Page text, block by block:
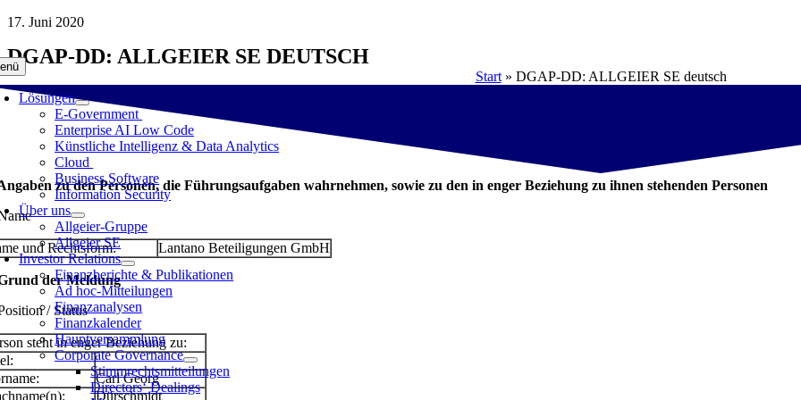
Zum
springen
Lösungen
E-Government
Enterprise AI Low Code
Künstliche Intelligenz & Data Analytics
Cloud
Business Software
Information Security
Über uns
Allgeier-Gruppe
Allgeier SE
Investor Relations
Finanzberichte & Publikationen
Ad hoc-Mitteilungen
Finanzanalysen
Finanzkalender
Hauptversammlung
Corporate Governance
Stimmrechtsmitteilungen
Directors‘ Dealings
17. Juni 2020
DGAP-DD: ALLGEIER SE DEUTSCH
Start» DGAP-DD: ALLGEIER SE deutsch
zu den Personen, die Führungsaufgaben wahrnehmen, sowie zu den in enger Beziehung zu ihnen stehenden Personen
und Rechtsform: Lantano Beteiligungen GmbH
der Meldung
/ Status
steht in enger Beziehung zu:
Carl Georg
Dürschmidt